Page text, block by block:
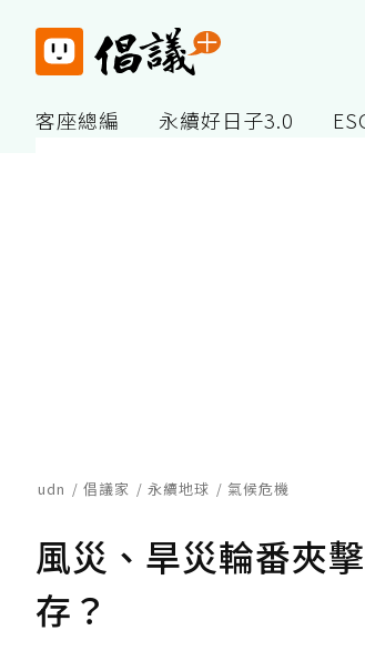
客座總編 永續好日子3.0
udn 倡議家 永續地球 氣候危機
風災、旱災輪番夾
存？